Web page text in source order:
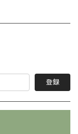
登録